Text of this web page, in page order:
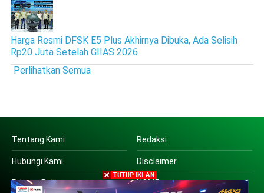
Harga Resmi DFSK E5 Plus Akhirnya Dibuka, Ada Selisih
Rp20 Juta Setelah GIIAS 2026
Perlihatkan Semua
Tentang Kami Redaksi
Hubungi Kami Disclaimer
Privacy Policy HOME